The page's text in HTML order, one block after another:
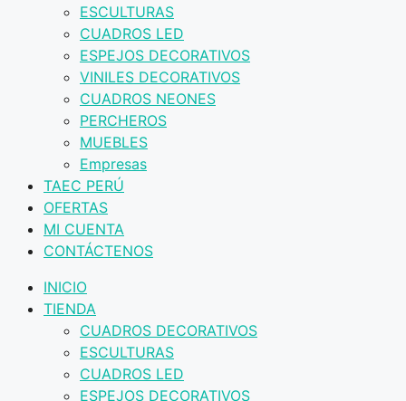
ESCULTURAS
CUADROS LED
ESPEJOS DECORATIVOS
VINILES DECORATIVOS
CUADROS NEONES
PERCHEROS
MUEBLES
Empresas
TAEC PERÚ
OFERTAS
MI CUENTA
CONTÁCTENOS
INICIO
TIENDA
CUADROS DECORATIVOS
ESCULTURAS
CUADROS LED
ESPEJOS DECORATIVOS